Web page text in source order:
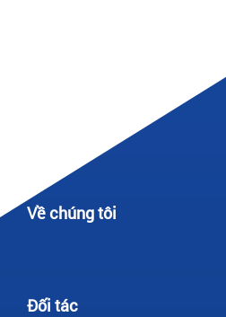
Về chúng tôi
Đối tác